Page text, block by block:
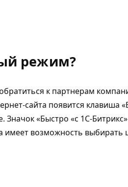
режим?
к партнерам
сайта появится клавиша
«Быстро «с 1С-
имеет возможность выбирать